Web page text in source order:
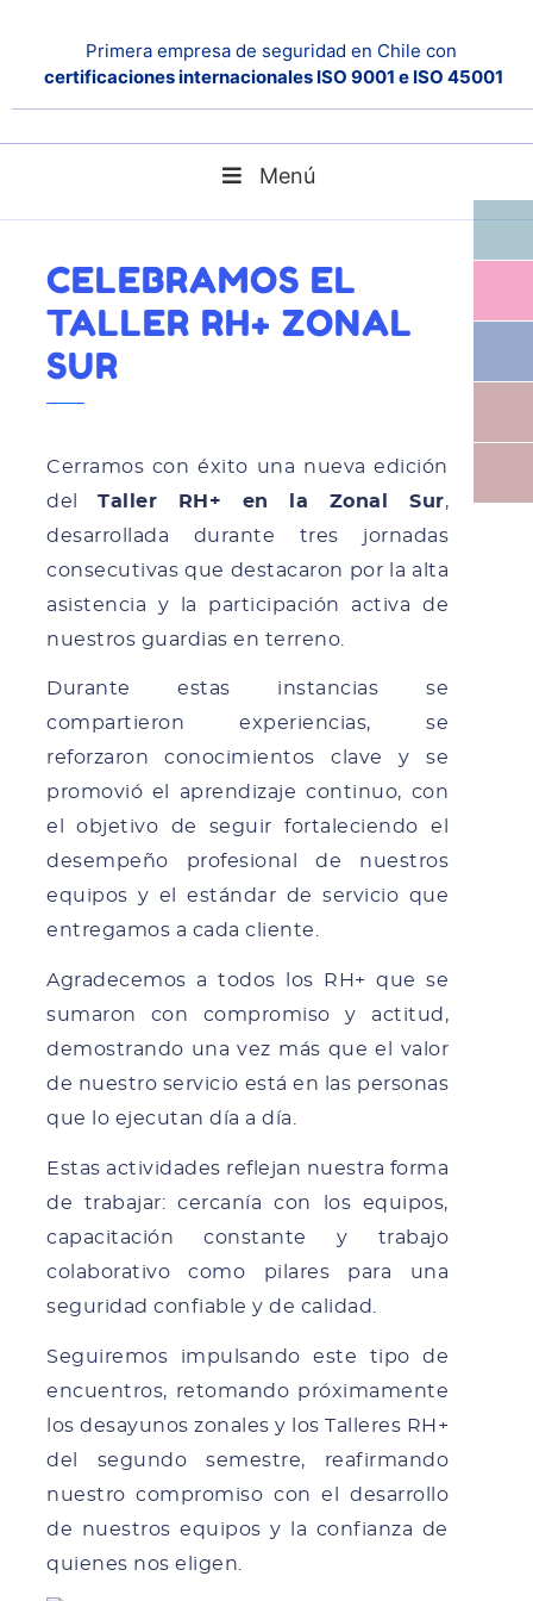
Primera empresa de seguridad en Chile con
certificaciones internacionales ISO 9001 e ISO 45001
Menú
Celebramos el Taller RH+ Zonal Sur
CELEBRAMOS EL
TALLER RH+ ZONAL
SUR
Cerramos con éxito una nueva edición
delTaller RH+ en la Zonal Sur,
desarrollada durante tres jornadas
consecutivas que destacaron por la alta
asistencia y la participación activa de
nuestros guardias en terreno.
Durante estas instancias se
compartieron experiencias, se
reforzaron conocimientos clave y se
promovió el aprendizaje continuo, con
el objetivo de seguir fortaleciendo el
desempeño profesional de nuestros
equipos y el estándar de servicio que
entregamos a cada cliente.
Agradecemos a todos los RH+ que se
sumaron con compromiso y actitud,
demostrando una vez más que el valor
de nuestro servicio está en las personas
que lo ejecutan día a día.
Estas actividades reflejan nuestra forma
de trabajar: cercanía con los equipos,
capacitación constante y trabajo
colaborativo como pilares para una
seguridad confiable y de calidad.
Seguiremos impulsando este tipo de
encuentros, retomando próximamente
los desayunos zonales y los Talleres RH+
del segundo semestre, reafirmando
nuestro compromiso con el desarrollo
de nuestros equipos y la confianza de
quienes nos eligen.